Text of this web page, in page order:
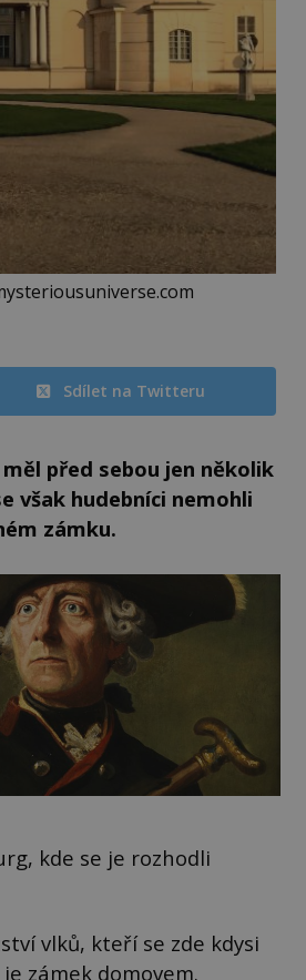
Sdílet na Twitteru
před sebou jen několik
však hudebníci nemohli
zámku.
kde se je rozhodli
vlků, kteří se zde kdysi
zámek domovem.